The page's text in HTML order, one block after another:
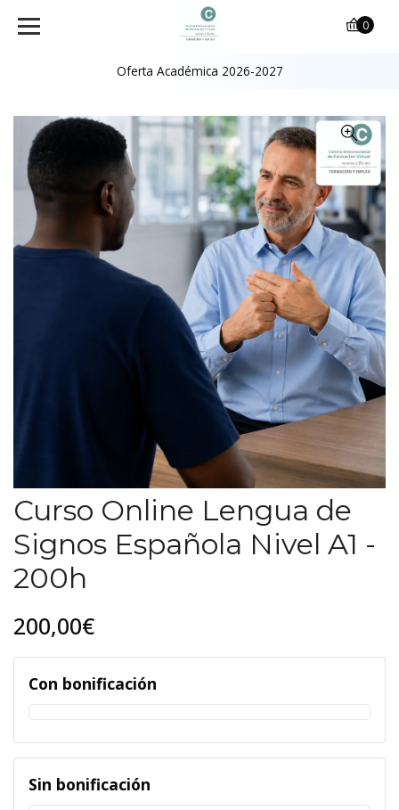
Oferta Académica 2026-2027
0
Curso Online Lengua de
Signos Española Nivel A1 -
200h
200,00€
Con bonificación
Sin bonificación